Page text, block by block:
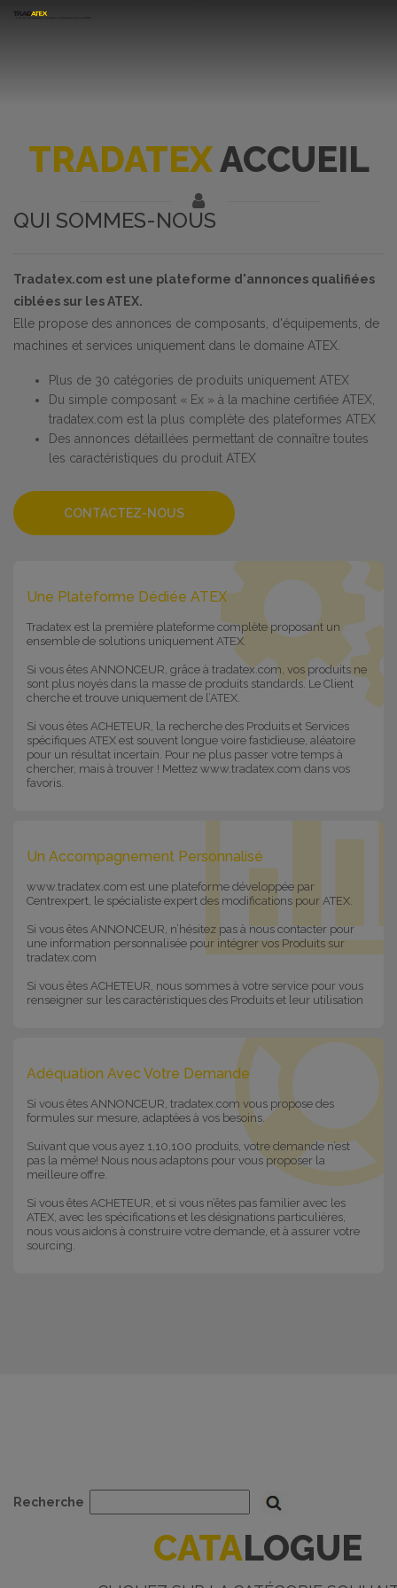
TRADATEXACCUEIL
QUI SOMMES-NOUS
Tradatex.com est une plateforme d'annonces qualifiées
ciblées sur les ATEX.
Elle propose des annonces de composants, d'équipements, de
machines et services uniquement dans le domaine ATEX.
Plus de 30 catégories de produits uniquement ATEX
Du simple composant « Ex » à la machine certifiée ATEX,
tradatex.com est la plus complète des plateformes ATEX
Des annonces détaillées permettant de connaître toutes
les caractéristiques du produit ATEX
CONTACTEZ-NOUS
Une Plateforme Dédiée ATEX
Tradatex est la première plateforme complète proposant un
ensemble de solutions uniquement ATEX.
Si vous êtes ANNONCEUR, grâce à tradatex.com, vos produits ne
sont plus noyés dans la masse de produits standards. Le Client
cherche et trouve uniquement de l’ATEX.
Si vous êtes ACHETEUR, la recherche des Produits et Services
spécifiques ATEX est souvent longue voire fastidieuse, aléatoire
pour un résultat incertain. Pour ne plus passer votre temps à
chercher, mais à trouver ! Mettez www.tradatex.com dans vos
favoris.
Un Accompagnement Personnalisé
www.tradatex.com est une plateforme développée par
Centrexpert, le spécialiste expert des modifications pour ATEX.
Si vous êtes ANNONCEUR, n’hésitez pas à nous contacter pour
une information personnalisée pour intégrer vos Produits sur
tradatex.com
Si vous êtes ACHETEUR, nous sommes à votre service pour vous
renseigner sur les caractéristiques des Produits et leur utilisation
Adéquation Avec Votre Demande
Si vous êtes ANNONCEUR, tradatex.com vous propose des
formules sur mesure, adaptées à vos besoins.
Suivant que vous ayez 1,10,100 produits, votre demande n’est
pas la même! Nous nous adaptons pour vous proposer la
meilleure offre.
Si vous êtes ACHETEUR, et si vous n’êtes pas familier avec les
ATEX, avec les spécifications et les désignations particulières,
nous vous aidons à construire votre demande, et à assurer votre
sourcing.
Recherche
CATALOGUE